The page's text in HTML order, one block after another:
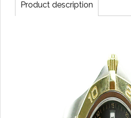
Product description